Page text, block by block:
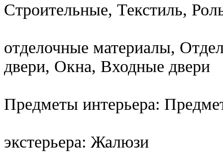
Строительные, Текстиль,
отделочные материалы,
двери, Окна, Входные двери
Предметы интерьера:
экстерьера: Жалюзи